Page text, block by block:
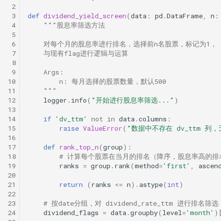
时间会证明一切！抢头财（报）就是
抢头彩？！
一门三杰 一年翻十倍的男人发明了
UO 指标
周一到周五，哪天能买股？做对了夏
普22.5！
WorldQuant? Word Count!
Z-score 因子的深入思考
新国九条下，低波动因子重要性提
升！
低波动因子、白马股与红利股
在这一刻抄底，胜率高达95%
不看懂这篇文章，不要在量化中使用
市盈率！
2
3
4
5
6
7
8
9
10
11
12
13
14
15
16
17
18
19
20
21
22
23
24
def dividend_yield_screen(data : pd .DataFrame, n :
"""股息率筛选方法
    对每个月的股息率进行排名，选择前n名股票，标记为1，
    与现有flag进行逻辑与运算
    Args:
        n: 每月选择的股票数量，默认500
    """
logger . info( "开始进行股息率筛选..." )
if 'dv_ttm' not in data.columns :
raise ValueError( "数据中不存在 dv_ttm 列，
def rank_top_n(group):
# 计算每个股票在当月的排名（降序，股息率高的排
ranks = group . rank(method='first' ,
return ( ranks <= n) . astype( int)
# 按date分组，对 dividend_rate_ttm 进行排名筛选
dividend_flags = data.groupby( level='month'